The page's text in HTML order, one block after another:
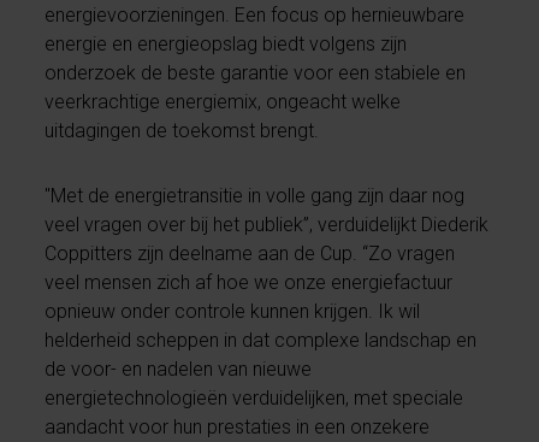
energievoorzieningen. Een focus op hernieuwbare
energie en energieopslag biedt volgens zijn
onderzoek de beste garantie voor een stabiele en
veerkrachtige energiemix, ongeacht welke
uitdagingen de toekomst brengt.
"Met de energietransitie in volle gang zijn daar nog
veel vragen over bij het publiek”, verduidelijkt Diederik
Coppitters zijn deelname aan de Cup. “Zo vragen
veel mensen zich af hoe we onze energiefactuur
opnieuw onder controle kunnen krijgen. Ik wil
helderheid scheppen in dat complexe landschap en
de voor- en nadelen van nieuwe
energietechnologieën verduidelijken, met speciale
aandacht voor hun prestaties in een onzekere